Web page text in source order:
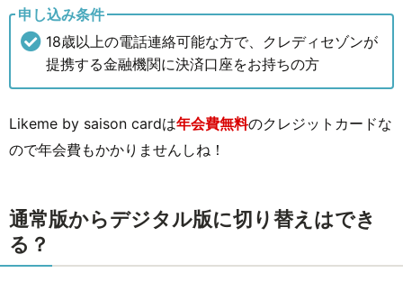
申し込み条件
18歳以上の電話連絡可能な方で、クレディセゾンが
提携する金融機関に決済口座をお持ちの方
Likeme by saison cardは年会費無料のクレジットカードな
ので年会費もかかりませんしね！
通常版からデジタル版に切り替えはでき
る？